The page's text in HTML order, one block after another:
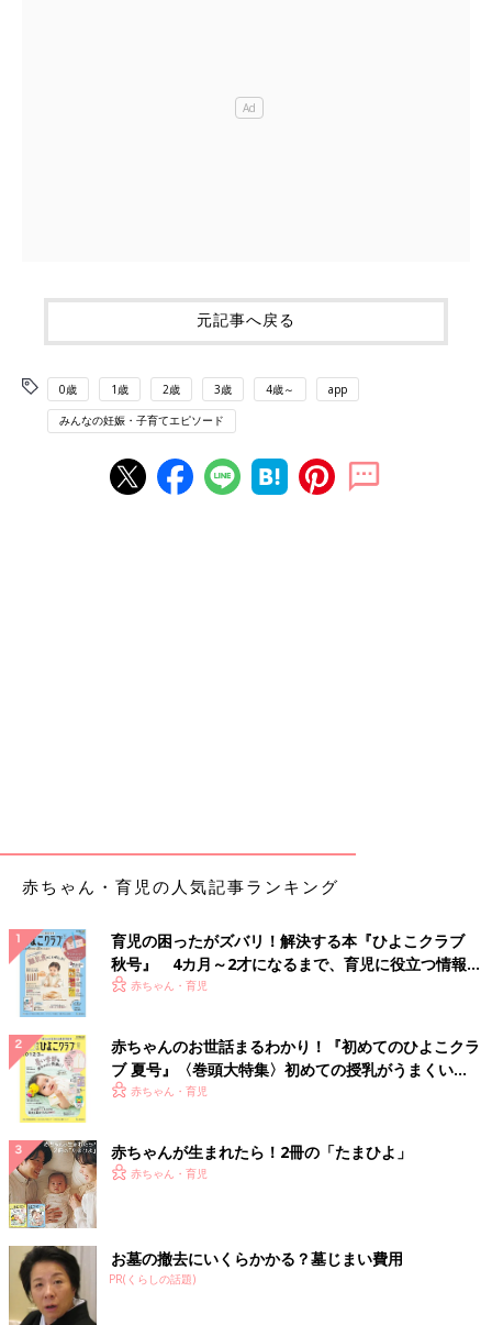
元記事へ戻る
0歳 1歳 2歳 3歳 4歳～ app
みんなの妊娠・子育てエピソード
赤ちゃん・育児の人気記事ランキング
育児の困ったがズバリ！解決する本『ひよこクラブ
秋号』 4カ月～2才になるまで、育児に役立つ情報が
いっぱい！
赤ちゃん・育児
赤ちゃんのお世話まるわかり！『初めてのひよこクラ
ブ 夏号』〈巻頭大特集〉初めての授乳がうまくい
く！ おっぱい・ミルクの基本と夏のトラブル 解決テ
赤ちゃん・育児
赤ちゃんが生まれたら！2冊の「たまひよ」
赤ちゃん・育児
お墓の撤去にいくらかかる？墓じまい費用
PR(くらしの話題)